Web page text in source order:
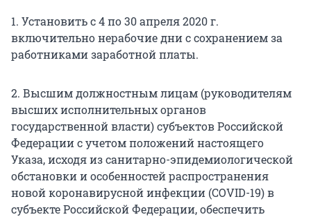
1. Установить с 4 по 30 апреля 2020 г.
включительно нерабочие дни с сохранением за
работниками заработной платы.
2. Высшим должностным лицам (руководителям
высших исполнительных органов
государственной власти) субъектов Российской
Федерации с учетом положений настоящего
Указа, исходя из санитарно-эпидемиологической
обстановки и особенностей распространения
новой коронавирусной инфекции (COVID-19) в
субъекте Российской Федерации, обеспечить